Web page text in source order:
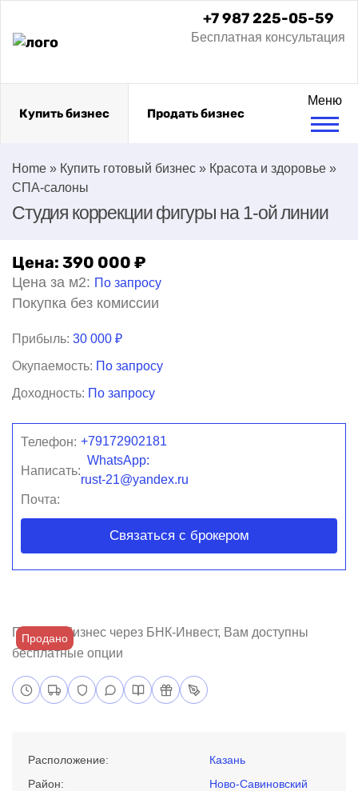
+7 987 225-05-59
Бесплатная консультация
Купить бизнес Продать бизнес
Меню
Home » Купить готовый бизнес » Красота и здоровье »
СПА-салоны
Студия коррекции фигуры на 1-ой линии
Продано
Покупая бизнес через БНК-Инвест, Вам доступны
бесплатные опции
Расположение:
Казань
Район:
Ново-Савиновский
Цена: 390 000 ₽
Цена за м2: По запросу
Покупка без комиссии
Прибыль: 30 000 ₽
Окупаемость: По запросу
Доходность: По запросу
Телефон:
Написать:
Почта:
+79172902181
WhatsApp:
rust-21@yandex.ru
Связаться с брокером